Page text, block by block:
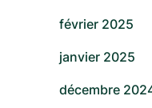
février 2025
janvier 2025
décembre